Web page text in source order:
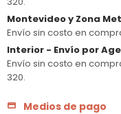
Montevideo y Zona
Envío sin costo en
Interior - Envío por
Envío sin costo en
320.
Medios de pago